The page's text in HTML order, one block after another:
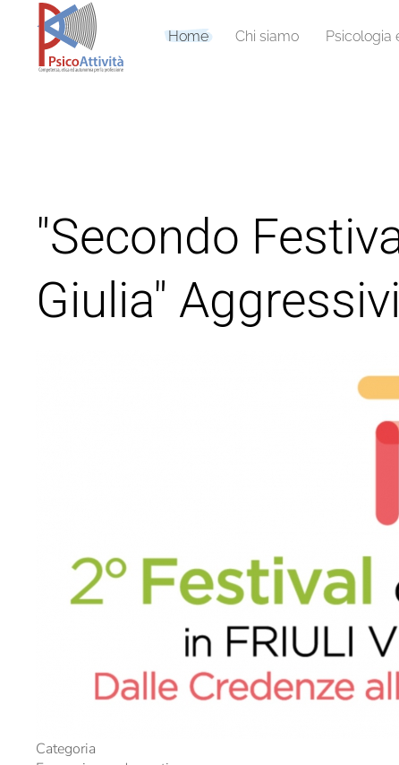
Home Chi siamo Psicologia
"Secondo
Giulia"
Categoria